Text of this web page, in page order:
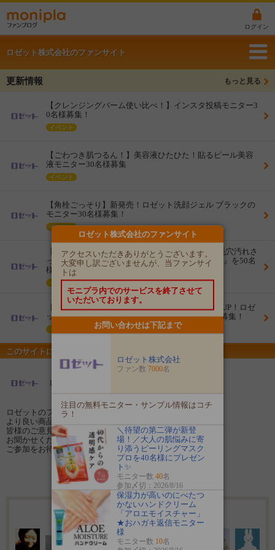
ログイン
ロゼット株式会社のファンサイト
更新情報 もっと見る
【クレンジングバーム使い比べ！】インスタ投稿モニター3
0名様募集！
イベント
【ごわつき肌つるん！】美容液ひたひた！貼るピール美容
液モニター30名様募集
イベント
【角栓ごっそり】新発売！ロゼット洗顔ジェル ブラックの
モニター30名様募集！
イベント
【洗顔迷子の混合肌さんに】濃密泡でうるおい×毛穴汚れさ
っぱり『ロゼット洗顔サボン スムースウォッシュ』を50名
様にお届け！
イベント
【新商品】つるつる角質ケアマスクでメイクのりUP！ロゼ
ットゴマージュ ピールマスクのモニター100名様募集！
イベント
このサイトについて
ロゼット株式会社のファンサイト
ロゼットのファンサイトへようこそ！
より良い商品開発や情報発信のために、
皆様のご意見やご感想を
お聞かせください☆
ご参加をお待ちしております♪
ファン登録する
7000名のファンが登録しています
ロゼット株式会社のファンサイト
アクセスいただきありがとうございます。
大変申し訳ございませんが、当ファンサイ
トは
モニプラ内でのサービスを終了させて
いただいております。
お問い合わせは下記まで
ロゼット株式会社
ファン数 7000名
注目の無料モニター・サンプル情報はコチ
ラ！
＼待望の第二弾が新登
場！／大人の肌悩みに寄
り添うピーリングマスク
プロを40名様にプレゼン
ト✨
モニター数 40名
参加〆切：2026/8/16
保湿力が高いのにべたつ
かないハンドクリーム
「アロエモイスチャー」
★おハガキ返信モニター
様
モニター数 10名